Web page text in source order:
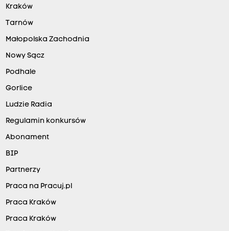
Kraków
Tarnów
Małopolska Zachodnia
Nowy Sącz
Podhale
Gorlice
Ludzie Radia
Regulamin konkursów
Abonament
BIP
Partnerzy
Praca na Pracuj.pl
Praca Kraków
Praca Kraków